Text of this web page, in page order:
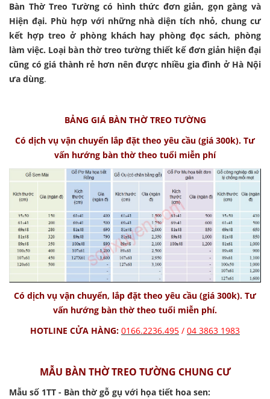
Bàn Thờ Treo Tường có hình thức đơn giản, gọn gàng và
Hiện đại. Phù hợp với những nhà diện tích nhỏ, chung cư
kết hợp treo ở phòng khách hay phòng đọc sách, phòng
làm việc. Loại bàn thờ treo tường thiết kế đơn giản hiện đại
cũng có giá thành rẻ hơn nên được nhiều gia đình ở Hà Nội
ưa dùng.
BẢNG GIÁ BÀN THỜ TREO TƯỜNG
Có dịch vụ vận chuyển lắp đặt theo yêu cầu (giá 300k). Tư
vấn hướng bàn thờ theo tuổi miễn phí
Có dịch vụ vận chuyển, lắp đặt theo yêu cầu (giá 300k). Tư
vấn hướng bàn thờ theo tuổi miễn phí.
HOTLINE CỬA HÀNG: 0166.2236.495 / 04 3863 1983
MẪU BÀN THỜ TREO TƯỜNG CHUNG CƯ
Mẫu số 1TT - Bàn thờ gỗ gụ với họa tiết hoa sen: